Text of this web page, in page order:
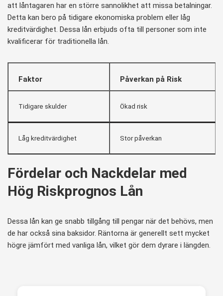
att låntagaren har en större sannolikhet att missa betalningar.
Detta kan bero på tidigare ekonomiska problem eller låg
kreditvärdighet. Dessa lån erbjuds ofta till personer som inte
kvalificerar för traditionella lån.
Faktor Påverkan på Risk
Tidigare skulder Ökad risk
Låg kreditvärdighet Stor påverkan
Fördelar och Nackdelar med
Hög Riskprognos Lån
Dessa lån kan ge snabb tillgång till pengar när det behövs, men
de har också sina baksidor. Räntorna är generellt sett mycket
högre jämfört med vanliga lån, vilket gör dem dyrare i längden.